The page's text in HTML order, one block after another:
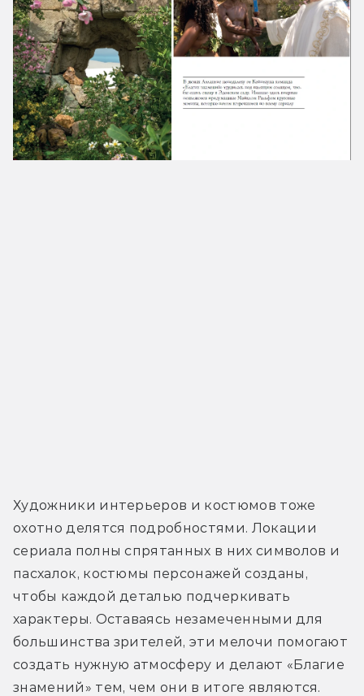
Художники интерьеров и костюмов тоже
охотно делятся подробностями. Локации
сериала полны спрятанных в них символов и
пасхалок, костюмы персонажей созданы,
чтобы каждой деталью подчеркивать
характеры. Оставаясь незамеченными для
большинства зрителей, эти мелочи помогают
создать нужную атмосферу и делают «Благие
знамений» тем, чем они в итоге являются.